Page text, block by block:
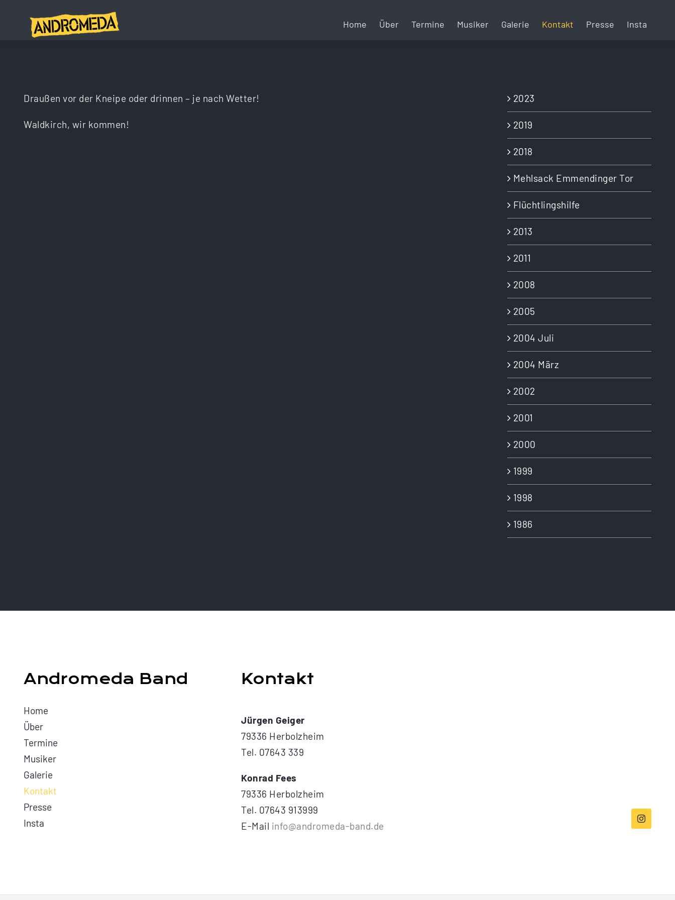
springen
Home Über Termine Musiker Galerie Kontakt Presse Insta
Draußen vor der Kneipe oder drinnen – je nach Wetter!
Waldkirch, wir kommen!
2023
2019
2018
Mehlsack Emmendinger Tor
Flüchtlingshilfe
2013
2011
2008
2005
2004 Juli
2004 März
2002
2001
2000
1999
1998
1986
Andromeda Band
Home
Über
Termine
Musiker
Galerie
Kontakt
Presse
Insta
Kontakt
Jürgen Geiger
79336 Herbolzheim
Tel. 07643 339
Konrad Fees
79336 Herbolzheim
Tel. 07643 913999
E-Mail info@andromeda-band.de